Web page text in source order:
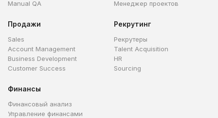
Manual QA
Менеджер проектов
Продажи
Sales
Account Management
Business Development
Customer Success
Рекрутинг
Рекрутеры
Talent Acquisition
HR
Sourcing
Финансы
Финансовый анализ
Управление финансами